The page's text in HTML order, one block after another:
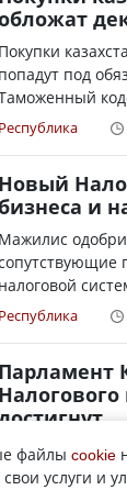
Покупки
попадут под
Республика
Новый
и
Мажилис
налоговой
Республика
Парламент
достигнут
Казахстане
в
файлы cookie
услуги и